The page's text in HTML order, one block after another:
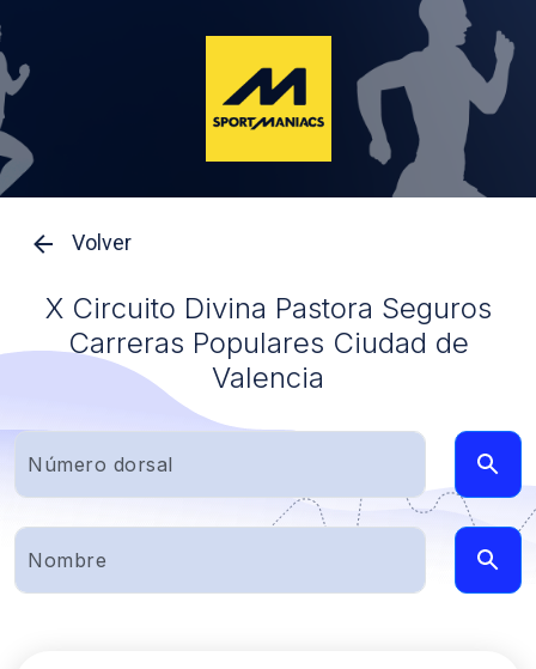
Volver
X Circuito Divina Pastora Seguros
Carreras Populares Ciudad de
Valencia